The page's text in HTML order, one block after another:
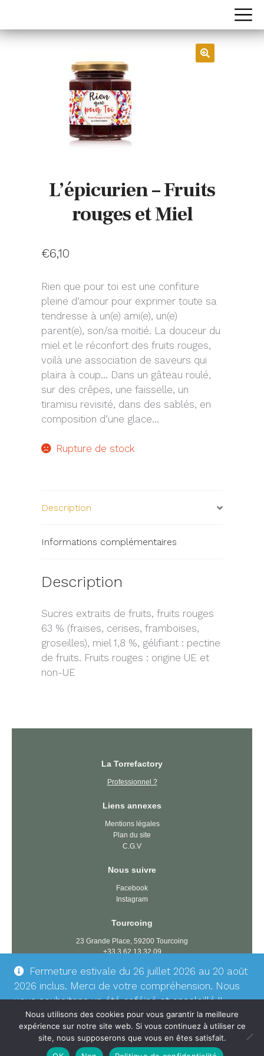
Fermeture estivale du 26 juillet 2026 au 20 août
2026 inclus. Merci de votre compréhension. Nous
vous souhaitons un été caféiné et ensoleillé !!
Ignorer
L’épicurien – Fruits
rouges et Miel
€6,10
Rien que pour toi est une confiture
pleine d’amour pour exprimer toute sa
tendresse à un(e) ami(e), un(e)
parent(e), son/sa moitié. La douceur du
miel et le réconfort des fruits rouges,
voilà une association de saveurs qui
plaira à coup… Dans un gâteau roulé,
sur des crêpes, une faisselle, un
tiramisu revisité, dans des sablés, en
composition d’une glace…
Rupture de stock
Description
Informations complémentaires
Description
Sucres extraits de fruits, fruits rouges
63 % (fraises, cerises, framboises,
groseilles), miel 1,8 %, gélifiant : pectine
de fruits. Fruits rouges : origine UE et
non-UE
La Torrefactory
Professionnel ?
Liens annexes
Mentions légales
Plan du site
C.G.V
Nous suivre
Facebook
Instagram
Tourcoing
23 Grande Place, 59200 Tourcoing
+33 3 62 13 32 09
Dunkerque
+33 3 61 17 54 78
dunkerque@latorrefactory.com
Nous utilisons des cookies pour vous garantir la meilleure
expérience sur notre site web. Si vous continuez à utiliser ce
site, nous supposerons que vous en êtes satisfait.